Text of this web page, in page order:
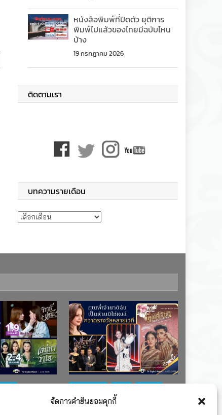
จัดการคำยินยอมคุกกี้
หนังสือพิมพ์ที่ปิดตัว ยุติการ
พิมพ์ไปแล้วของไทยมีฉบับไหน
บ้าง
19 กรกฎาคม 2026
ติดตามเรา
บทความรายเดือน
บทความรายเดือน
รางวัล
ละคร-ซีรีส์